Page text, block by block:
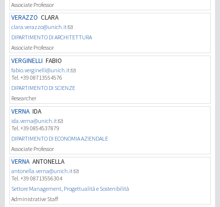
Associate Professor
VERAZZO CLARA
clara.verazzo@unich.it
DIPARTIMENTO DI ARCHITETTURA
Associate Professor
VERGINELLI FABIO
fabio.verginelli@unich.it
Tel. +39 08713554576
DIPARTIMENTO DI SCIENZE
Researcher
VERNA IDA
ida.verna@unich.it
Tel. +39 0854537879
DIPARTIMENTO DI ECONOMIA AZIENDALE
Associate Professor
VERNA ANTONELLA
antonella.verna@unich.it
Tel. +39 08713556304
Settore Management, Progettualità e Sostenibilità
Administrative Staff